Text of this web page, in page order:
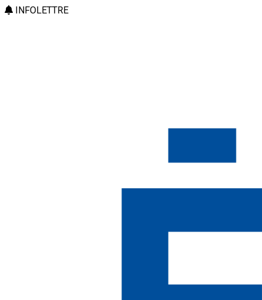
INFOLETTRE